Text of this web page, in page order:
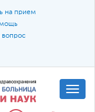
на прием
вопрос
A